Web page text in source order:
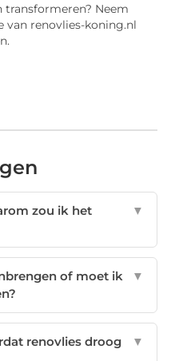
transformeren? Neem
van renovlies-koning.nl
zou ik het
▼
of moet ik
▼
renovlies droog
▼